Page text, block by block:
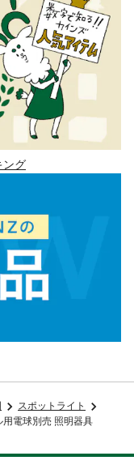
ング
スポットライト
用電球別売 照明器具